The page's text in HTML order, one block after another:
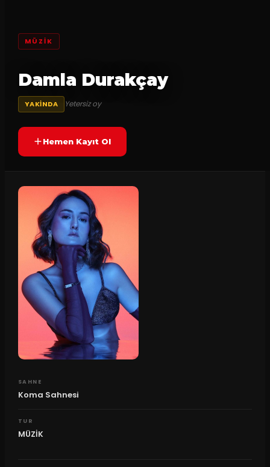
MÜZİK
Damla Durakçay
YAKINDA Yetersiz oy
Hemen Kayıt Ol
SAHNE
Koma Sahnesi
TUR
MÜZİK